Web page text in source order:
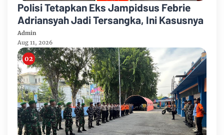
Polisi Tetapkan Eks Jampidsus Febrie
Adriansyah Jadi Tersangka, Ini Kasusnya
Admin
Aug 11, 2026